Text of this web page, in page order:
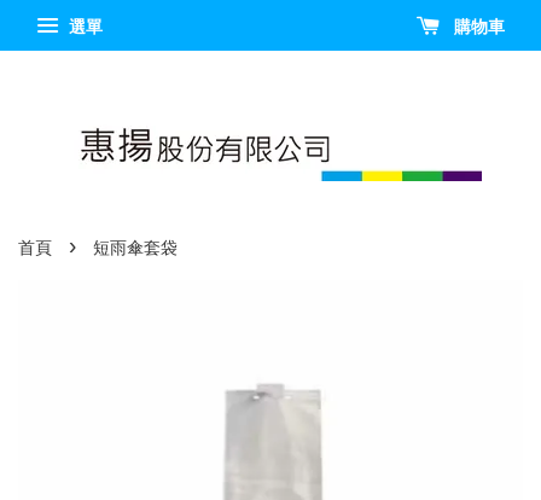
選單 購物車
首頁 › 短雨傘套袋